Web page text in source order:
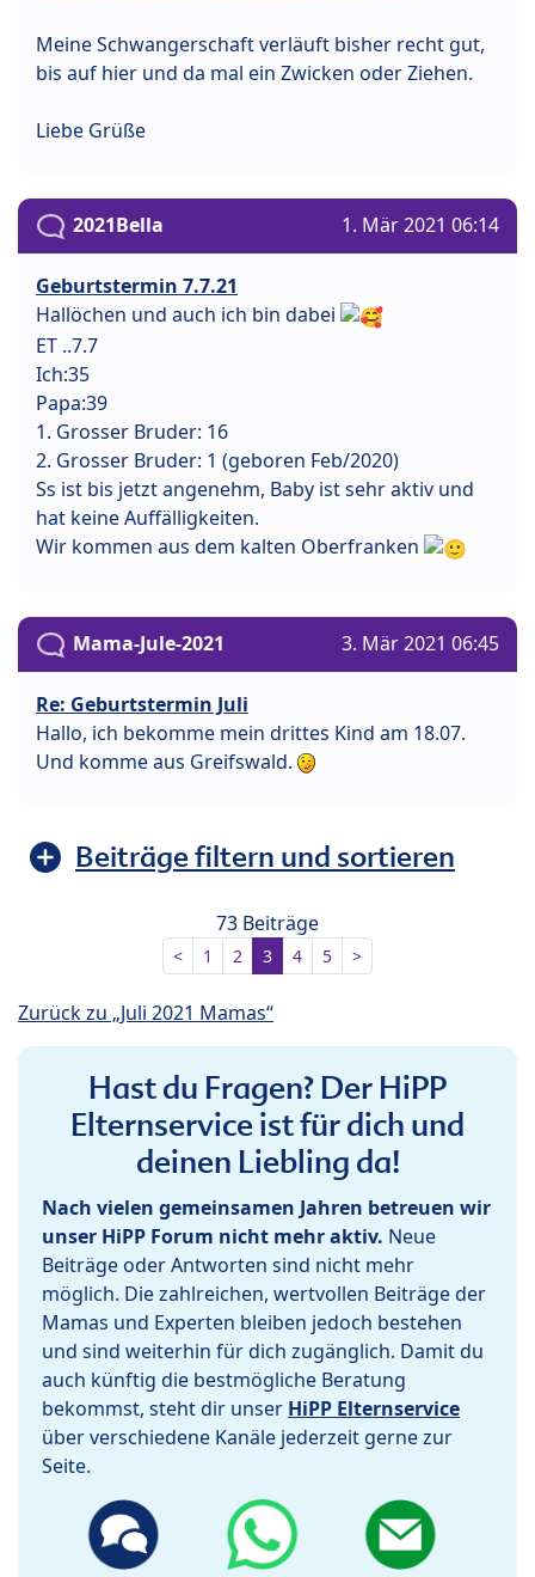
Meine Schwangerschaft verläuft bisher recht gut,
bis auf hier und da mal ein Zwicken oder Ziehen.
Liebe Grüße
2021Bella 1. Mär 2021 06:14
Geburtstermin 7.7.21
Hallöchen und auch ich bin dabei
ET ..7.7
Ich:35
Papa:39
1. Grosser Bruder: 16
2. Grosser Bruder: 1 (geboren Feb/2020)
Ss ist bis jetzt angenehm, Baby ist sehr aktiv und
hat keine Auffälligkeiten.
Wir kommen aus dem kalten Oberfranken
Mama-Jule-2021 3. Mär 2021 06:45
Re: Geburtstermin Juli
Hallo, ich bekomme mein drittes Kind am 18.07.
Und komme aus Greifswald.
Beiträge filtern und sortieren
73 Beiträge
< 1 2 3 4 5 >
Zurück zu „Juli 2021 Mamas“
Hast du Fragen? Der HiPP
Elternservice ist für dich und
deinen Liebling da!
Nach vielen gemeinsamen Jahren betreuen wir
unser HiPP Forum nicht mehr aktiv. Neue
Beiträge oder Antworten sind nicht mehr
möglich. Die zahlreichen, wertvollen Beiträge der
Mamas und Experten bleiben jedoch bestehen
und sind weiterhin für dich zugänglich. Damit du
auch künftig die bestmögliche Beratung
bekommst, steht dir unser HiPP Elternservice
über verschiedene Kanäle jederzeit gerne zur
Seite.